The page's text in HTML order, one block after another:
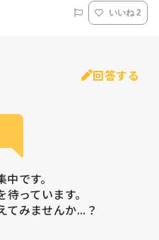
いいね 2
回答する
です。
っています。
てみませんか...？